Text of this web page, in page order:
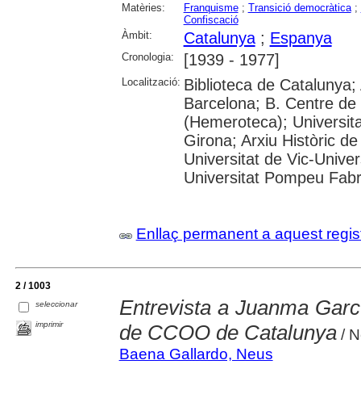
Matèries: Franquisme; Transició democràtica;
Confiscació
Àmbit:
Catalunya; Espanya
Cronologia: [1939 - 1977]
Localització: Biblioteca de
Barcelona; B. Centre
(Hemeroteca);
Girona; Arxiu Històric
Universitat de Vic-
Universitat Pompeu
Enllaç permanent a aquest
2 / 1003
seleccionar
imprimir
Entrevista a Juanma
de CCOO de Catalunya/
Baena Gallardo, Neus